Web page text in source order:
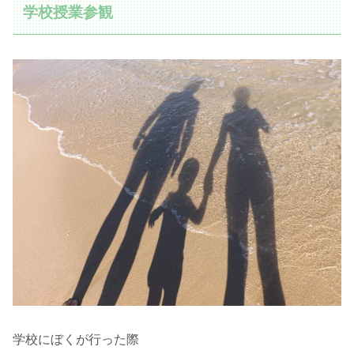
学校授業参観
学校にぼくが行った際